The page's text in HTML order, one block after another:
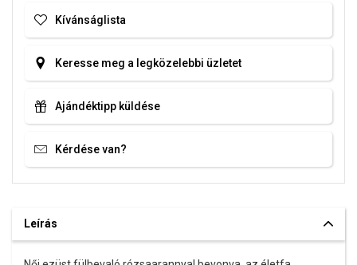
Kívánságlista
Keresse meg a legközelebbi üzletet
Ajándéktipp küldése
Kérdése van?
Leírás